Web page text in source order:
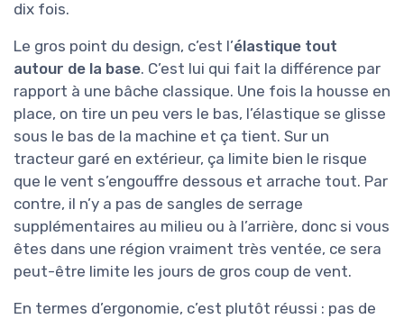
dix fois.
Le gros point du design, c’est l’élastique tout
autour de la base. C’est lui qui fait la différence par
rapport à une bâche classique. Une fois la housse en
place, on tire un peu vers le bas, l’élastique se glisse
sous le bas de la machine et ça tient. Sur un
tracteur garé en extérieur, ça limite bien le risque
que le vent s’engouffre dessous et arrache tout. Par
contre, il n’y a pas de sangles de serrage
supplémentaires au milieu ou à l’arrière, donc si vous
êtes dans une région vraiment très ventée, ce sera
peut-être limite les jours de gros coup de vent.
En termes d’ergonomie, c’est plutôt réussi : pas de